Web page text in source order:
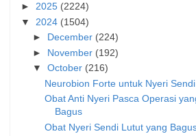
► 2025 (2224)
▼ 2024 (1504)
► December (224)
► November (192)
▼ October (216)
Neurobion Forte untuk Nyeri Sendi
Obat Anti Nyeri Pasca Operasi
Bagus
Obat Nyeri Sendi Lutut yang